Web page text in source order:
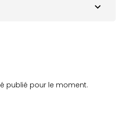
expand_more
publié pour le moment.